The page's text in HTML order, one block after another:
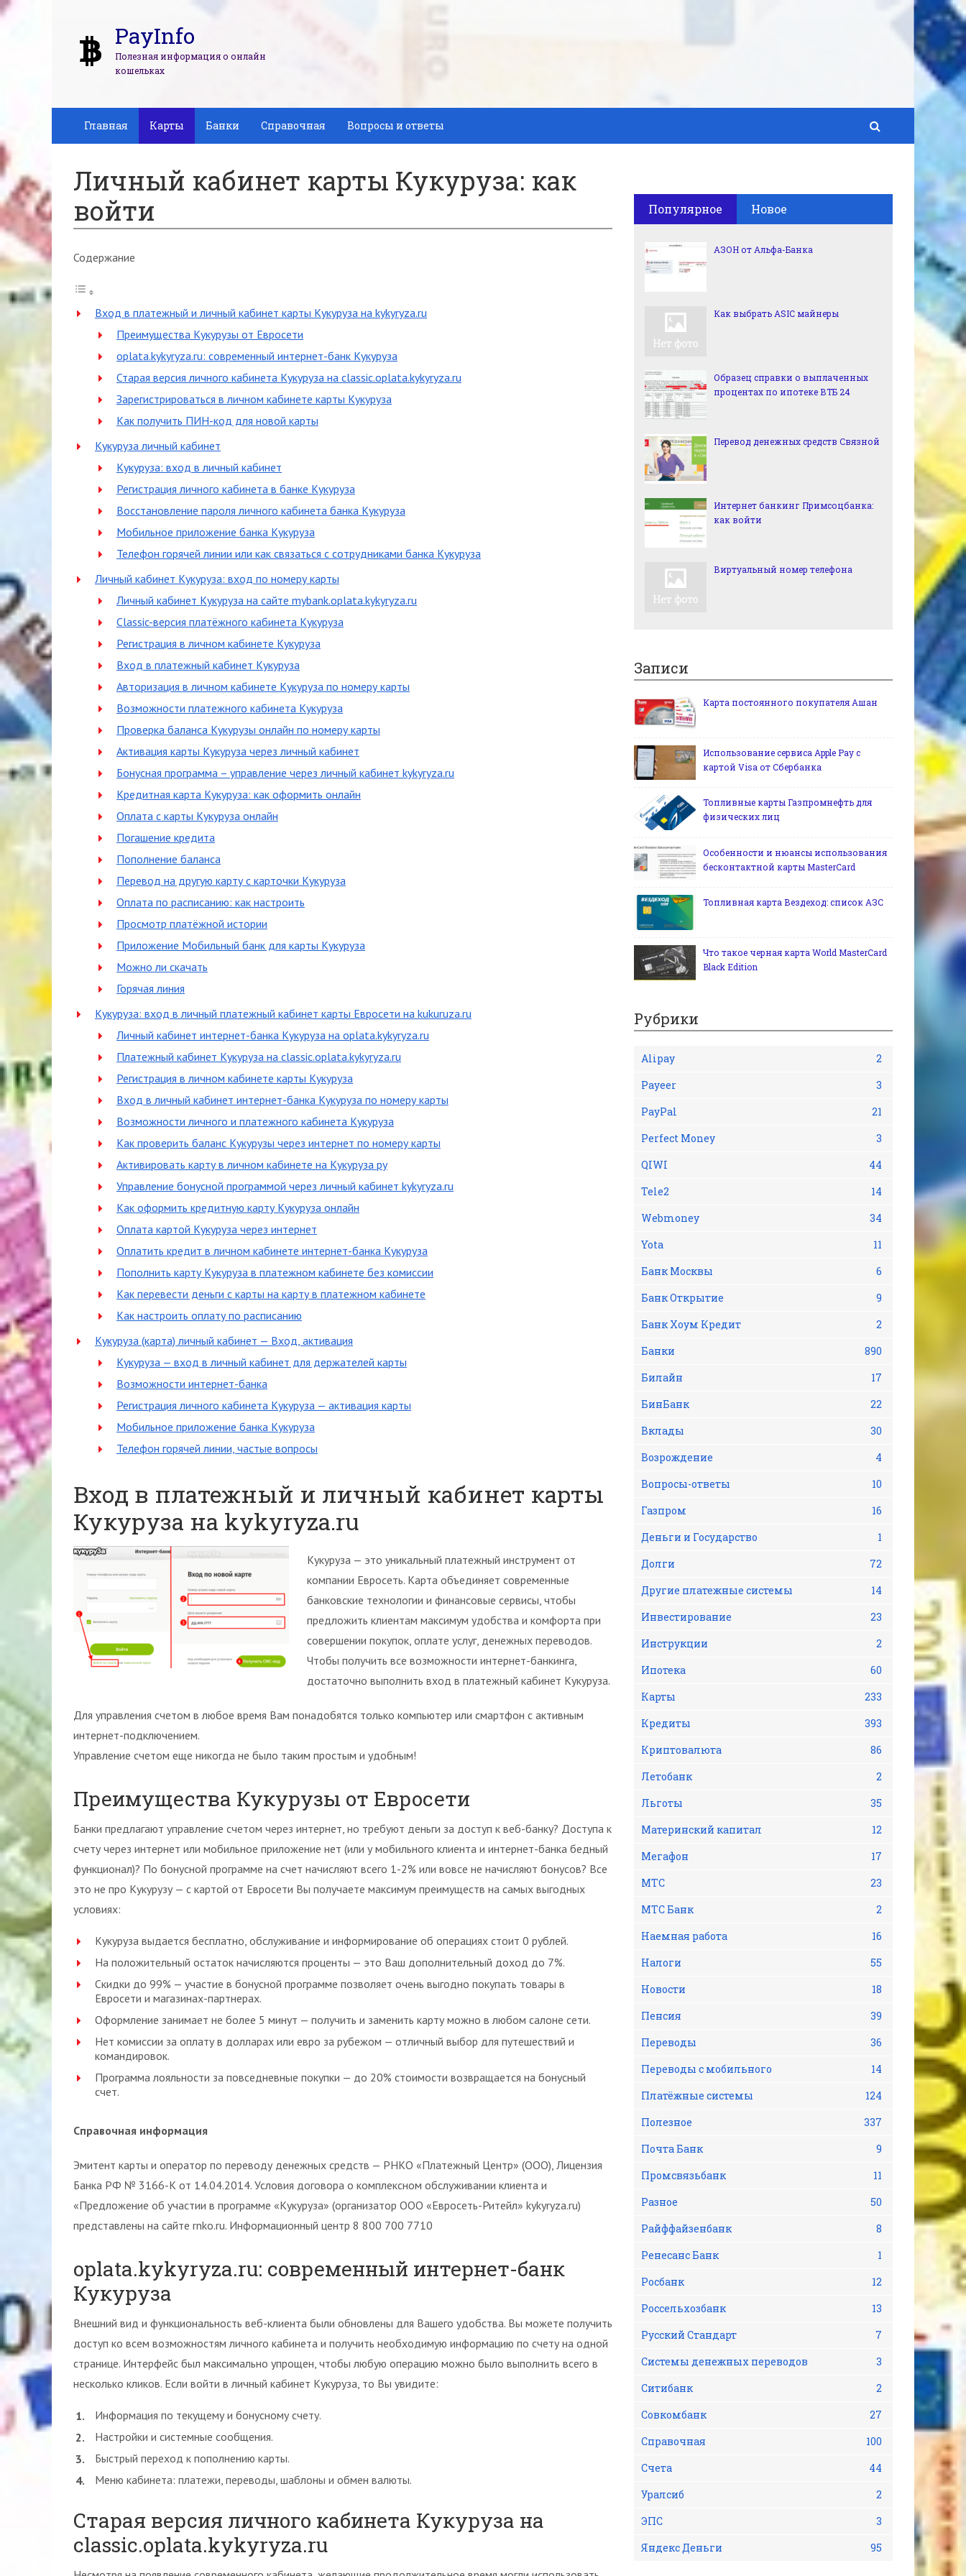
PayInfo
Полезная информация о онлайн
кошельках
Главная Карты Банки Справочная Вопросы и ответы
Личный кабинет карты Кукуруза: как
войти
Содержание
Вход в платежный и личный кабинет карты Кукуруза на kykyryza.ru
Преимущества Кукурузы от Евросети
oplata.kykyryza.ru: современный интернет-банк Кукуруза
Старая версия личного кабинета Кукуруза на classic.oplata.kykyryza.ru
Зарегистрироваться в личном кабинете карты Кукуруза
Как получить ПИН-код для новой карты
Кукуруза личный кабинет
Кукуруза: вход в личный кабинет
Регистрация личного кабинета в банке Кукуруза
Восстановление пароля личного кабинета банка Кукуруза
Мобильное приложение банка Кукуруза
Телефон горячей линии или как связаться с сотрудниками банка Кукуруза
Личный кабинет Кукуруза: вход по номеру карты
Личный кабинет Кукуруза на сайте mybank.oplata.kykyryza.ru
Classic-версия платёжного кабинета Кукуруза
Регистрация в личном кабинете Кукуруза
Вход в платежный кабинет Кукуруза
Авторизация в личном кабинете Кукуруза по номеру карты
Возможности платежного кабинета Кукуруза
Проверка баланса Кукурузы онлайн по номеру карты
Активация карты Кукуруза через личный кабинет
Бонусная программа – управление через личный кабинет kykyryza.ru
Кредитная карта Кукуруза: как оформить онлайн
Оплата с карты Кукуруза онлайн
Погашение кредита
Пополнение баланса
Перевод на другую карту с карточки Кукуруза
Оплата по расписанию: как настроить
Просмотр платёжной истории
Приложение Мобильный банк для карты Кукуруза
Можно ли скачать
Горячая линия
Кукуруза: вход в личный платежный кабинет карты Евросети на kukuruza.ru
Личный кабинет интернет-банка Кукуруза на oplata.kykyryza.ru
Платежный кабинет Кукуруза на classic.oplata.kykyryza.ru
Регистрация в личном кабинете карты Кукуруза
Вход в личный кабинет интернет-банка Кукуруза по номеру карты
Возможности личного и платежного кабинета Кукуруза
Как проверить баланс Кукурузы через интернет по номеру карты
Активировать карту в личном кабинете на Кукуруза ру
Управление бонусной программой через личный кабинет kykyryza.ru
Как оформить кредитную карту Кукуруза онлайн
Оплата картой Кукуруза через интернет
Оплатить кредит в личном кабинете интернет-банка Кукуруза
Пополнить карту Кукуруза в платежном кабинете без комиссии
Как перевести деньги с карты на карту в платежном кабинете
Как настроить оплату по расписанию
Кукуруза (карта) личный кабинет — Вход, активация
Кукуруза — вход в личный кабинет для держателей карты
Возможности интернет-банка
Регистрация личного кабинета Кукуруза — активация карты
Мобильное приложение банка Кукуруза
Телефон горячей линии, частые вопросы
Вход в платежный и личный кабинет карты
Кукуруза на kykyryza.ru
Кукуруза — это уникальный платежный инструмент от
компании Евросеть. Карта объединяет современные
банковские технологии и финансовые сервисы, чтобы
предложить клиентам максимум удобства и комфорта при
совершении покупок, оплате услуг, денежных переводов.
Чтобы получить все возможности интернет-банкинга,
достаточно выполнить вход в платежный кабинет Кукуруза.
Для управления счетом в любое время Вам понадобятся только компьютер или смартфон с активным
интернет-подключением.
Управление счетом еще никогда не было таким простым и удобным!
Преимущества Кукурузы от Евросети
Банки предлагают управление счетом через интернет, но требуют деньги за доступ к веб-банку? Доступа к
счету через интернет или мобильное приложение нет (или у мобильного клиента и интернет-банка бедный
функционал)? По бонусной программе на счет начисляют всего 1-2% или вовсе не начисляют бонусов? Все
это не про Кукурузу — с картой от Евросети Вы получаете максимум преимуществ на самых выгодных
условиях:
Кукуруза выдается бесплатно, обслуживание и информирование об операциях стоит 0 рублей.
На положительный остаток начисляются проценты — это Ваш дополнительный доход до 7%.
Скидки до 99% — участие в бонусной программе позволяет очень выгодно покупать товары в
Евросети и магазинах-партнерах.
Оформление занимает не более 5 минут — получить и заменить карту можно в любом салоне сети.
Нет комиссии за оплату в долларах или евро за рубежом — отличный выбор для путешествий и
командировок.
Программа лояльности за повседневные покупки — до 20% стоимости возвращается на бонусный
счет.
Справочная информация
Эмитент карты и оператор по переводу денежных средств — РНКО «Платежный Центр» (ООО), Лицензия
Банка РФ № 3166-К от 14.04.2014. Условия договора о комплексном обслуживании клиента и
«Предложение об участии в программе «Кукуруза» (организатор ООО «Евросеть-Ритейл» kykyryza.ru)
представлены на сайте rnko.ru. Информационный центр 8 800 700 7710
oplata.kykyryza.ru: современный интернет-банк
Кукуруза
Внешний вид и функциональность веб-клиента были обновлены для Вашего удобства. Вы можете получить
доступ ко всем возможностям личного кабинета и получить необходимую информацию по счету на одной
странице. Интерфейс был максимально упрощен, чтобы любую операцию можно было выполнить всего в
несколько кликов. Если войти в личный кабинет Кукуруза, то Вы увидите:
Информация по текущему и бонусному счету.
Настройки и системные сообщения.
Быстрый переход к пополнению карты.
Меню кабинета: платежи, переводы, шаблоны и обмен валюты.
Старая версия личного кабинета Кукуруза на
classic.oplata.kykyryza.ru
Популярное Новое
АЗОН от Альфа-Банка
Как выбрать ASIC майнеры
Образец справки о выплаченных
процентах по ипотеке ВТБ 24
Перевод денежных средств Связной
Интернет банкинг Примсоцбанка:
как войти
Виртуальный номер телефона
Записи
Карта постоянного покупателя Ашан
Использование сервиса Apple Pay c
картой Visa от Сбербанка
Топливные карты Газпромнефть для
физических лиц
Особенности и нюансы использования
бесконтактной карты MasterCard
Топливная карта Вездеход: список АЗС
Что такое черная карта World MasterCard
Black Edition
Рубрики
Alipay
2
Payeer
3
PayPal
21
Perfect Money
3
QIWI
44
Tele2
14
Webmoney
34
Yota
11
Банк Москвы
6
Банк Открытие
9
Банк Хоум Кредит
2
Банки
890
Билайн
17
БинБанк
22
Вклады
30
Возрождение
4
Вопросы-ответы
10
Газпром
16
Деньги и Государство
1
Долги
72
Другие платежные системы
14
Инвестирование
23
Инструкции
2
Ипотека
60
Карты
233
Кредиты
393
Криптовалюта
86
Летобанк
2
Льготы
35
Материнский капитал
12
Мегафон
17
МТС
23
МТС Банк
2
Наемная работа
16
Налоги
55
Новости
18
Пенсия
39
Переводы
36
Переводы с мобильного
14
Платёжные системы
124
Полезное
337
Почта Банк
9
Промсвязьбанк
11
Разное
50
Райффайзенбанк
8
Ренесанс Банк
1
Росбанк
12
Россельхозбанк
13
Русский Стандарт
7
Системы денежных переводов
3
Ситибанк
2
Совкомбанк
27
Справочная
100
Счета
44
Уралсиб
2
ЭПС
3
Яндекс Деньги
95